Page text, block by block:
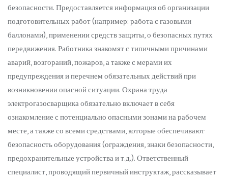
безопасности. Предоставляется информация об организации
подготовительных работ (например: работа с газовыми
баллонами), применении средств защиты, о безопасных путях
передвижения. Работника знакомят с типичными причинами
аварий, возгораний, пожаров, а также с мерами их
предупреждения и перечнем обязательных действий при
возникновении опасной ситуации. Охрана труда
электрогазосварщика обязательно включает в себя
ознакомление с потенциально опасными зонами на рабочем
месте, а также со всеми средствами, которые обеспечивают
безопасность оборудования (ограждения, знаки безопасности,
предохранительные устройства и т.д.). Ответственный
специалист, проводящий первичный инструктаж, рассказывает